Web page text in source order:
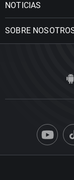
NOTICIAS
SOBRE